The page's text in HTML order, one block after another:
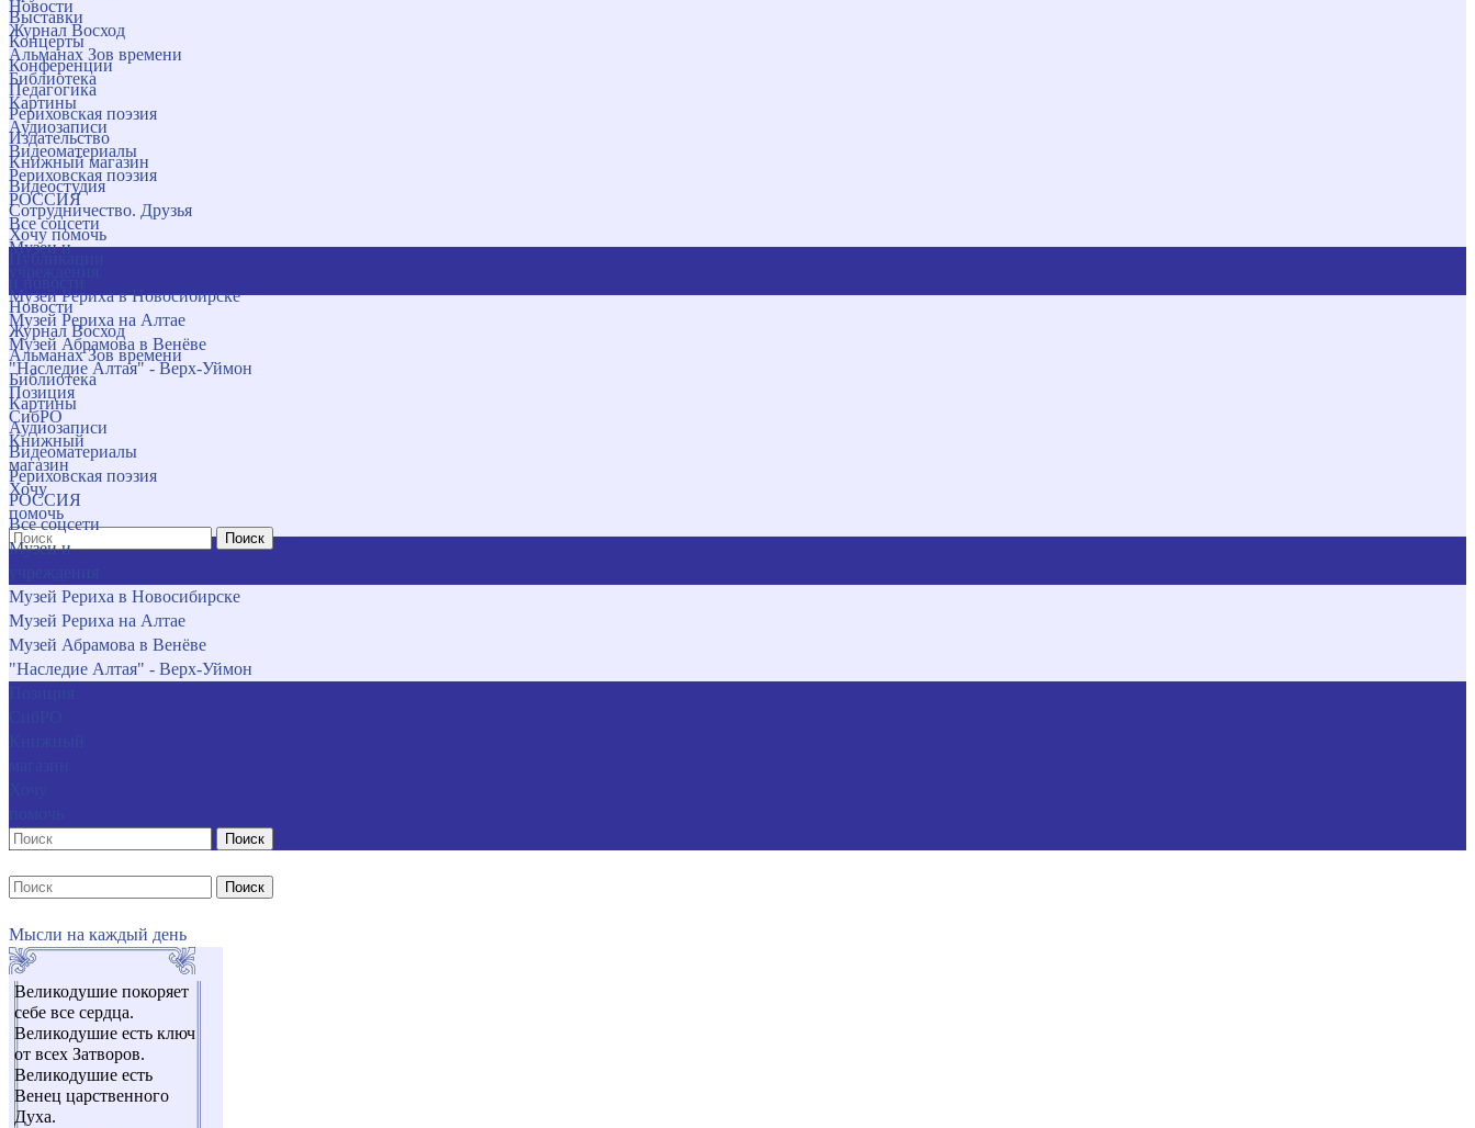
Новости
Журнал Восход
Альманах Зов времени
Библиотека
Картины
Аудиозаписи
Видеоматериалы
Рериховская поэзия
РОССИЯ
Все соцсети
Музеи и
Музей Рериха в Новосибирске
Музей Рериха на Алтае
Музей Абрамова в Венёве
"Наследие Алтая" - Верх-Уймон
Позиция
СибРО
Книжный
магазин
Хочу
помочь
Поиск
Выставки
Концерты
Конференции
Педагогика
Рериховская поэзия
Издательство
Книжный магазин
Видеостудия
Сотрудничество. Друзья
Хочу помочь
Новости
Журнал Восход
Альманах Зов времени
Библиотека
Картины
Аудиозаписи
Видеоматериалы
Рериховская поэзия
РОССИЯ
Все соцсети
Музеи и
Музей Рериха в Новосибирске
Музей Рериха на Алтае
Музей Абрамова в Венёве
"Наследие Алтая" - Верх-Уймон
Поиск
Поиск
Мысли на каждый день
Великодушие покоряет
себе все сердца.
Великодушие есть ключ
от всех Затворов.
Великодушие есть
Венец царственного
Духа.